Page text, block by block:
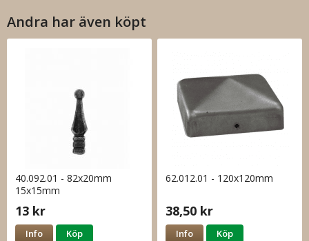
Andra har även köpt
40.092.01 - 82x20mm
15x15mm
13 kr
Info Köp
62.012.01 - 120x120mm
38,50 kr
Info Köp